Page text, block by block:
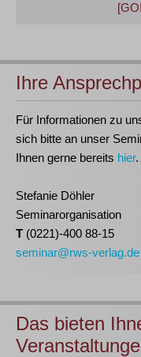
Ihre
Für Informationen zu
sich bitte an unser
Ihnen gerne bereits hier.
Stefanie Döhler
Seminarorganisation
T (0221)-400 88-15
seminar@rws-verlag.de
Das bieten